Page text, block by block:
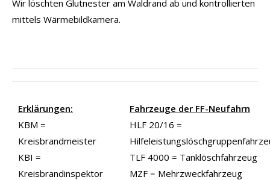
Wir löschten Glutnester am Waldrand ab und kontrollierten
mittels Wärmebildkamera.
Erklärungen:
KBM =
Kreisbrandmeister
KBI =
Kreisbrandinspektor
Fahrzeuge der FF-Neufahrn
HLF 20/16 =
TLF 4000 = Tanklöschfahrzeug
MZF = Mehrzweckfahrzeug